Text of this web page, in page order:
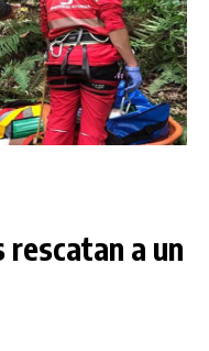
rescatan a un